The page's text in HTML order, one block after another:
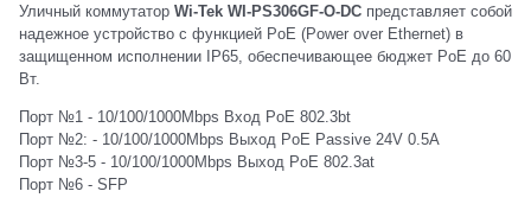
Уличный коммутатор Wi-Tek WI-PS306GF-O-DC представляет собой
надежное устройство с функцией PoE (Power over Ethernet) в
защищенном исполнении IP65, обеспечивающее бюджет PoE до 60
Вт.
Порт №1 - 10/100/1000Mbps Вход PoE 802.3bt
Порт №2: - 10/100/1000Mbps Выход PoE Passive 24V 0.5A
Порт №3-5 - 10/100/1000Mbps Выход PoE 802.3at
Порт №6 - SFP